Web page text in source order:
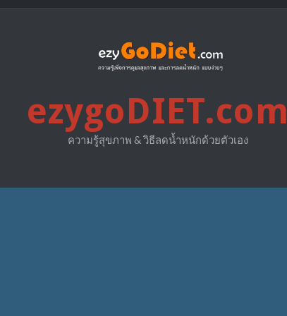
ezygoDIET.com
ความรู้สุขภาพ & วิธีลดน้ำหนักด้วยตัวเอง